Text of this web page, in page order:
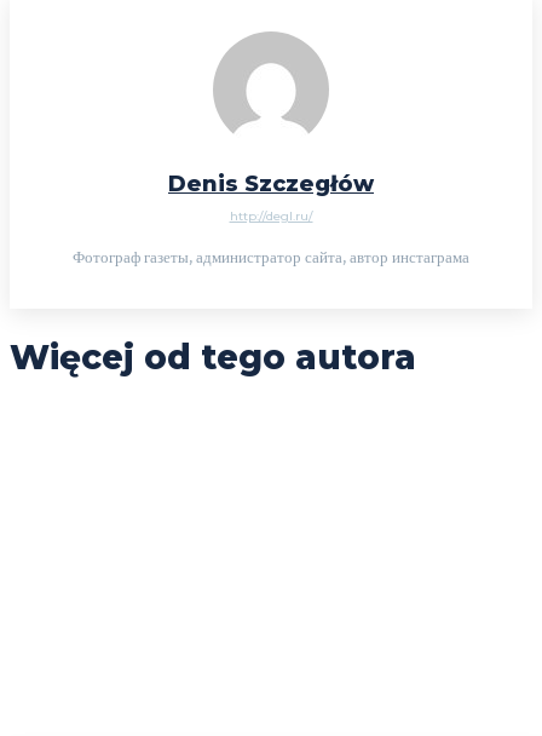
Denis Szczegłów
http://degl.ru/
Фотограф газеты, администратор сайта, автор инстаграма
Więcej od tego autora